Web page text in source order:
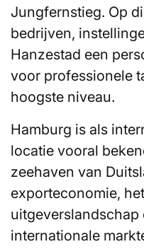
Jungfernstieg. Op
bedrijven,
Hanzestad een
voor professionele
hoogste niveau.
Hamburg is als
locatie vooral
zeehaven van
exporteconomie,
uitgeverslandschap
internationale